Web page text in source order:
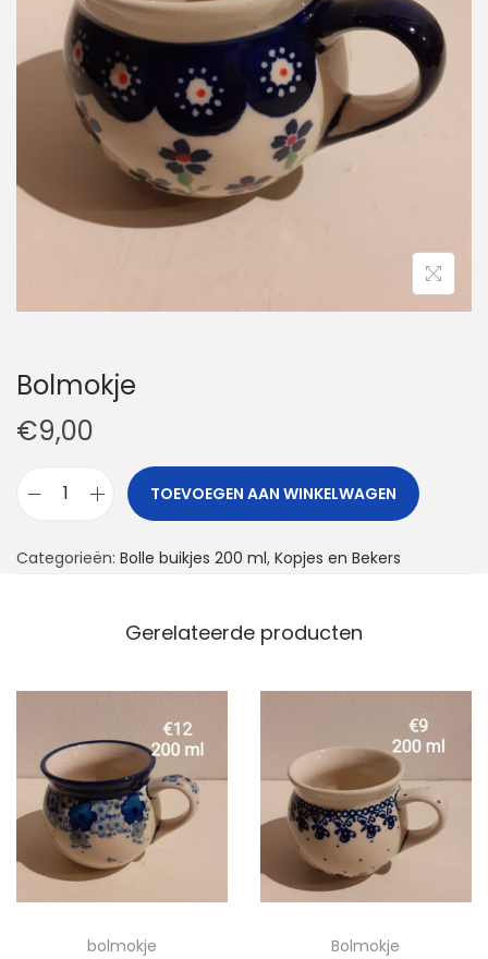
i
e
d
Bolmokje
€9,00
l
j
a
a
n
t
a
l
TOEVOEGEN AAN WINKELWAGEN
Categorieën: Bolle buikjes 200 ml, Kopjes en Bekers
Gerelateerde producten
bolmokje
Bolmokje